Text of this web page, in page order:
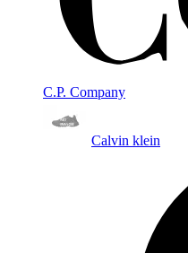
C.P. Company
Calvin klein